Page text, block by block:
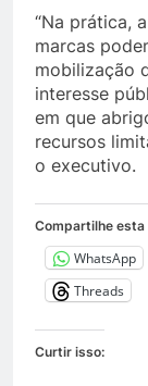
“Na prática,
marcas
mobilização
interesse
em que
recursos
o executivo.
Compartilhe
WhatsApp
Threads
Curtir isso: